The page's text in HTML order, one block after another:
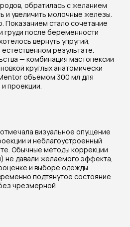
обратилась с желанием
и увеличить молочные железы.
Показанием стало сочетание
груди после беременности
вернуть упругий,
результате.
— комбинация мастопексии
круглых анатомически
объёмом 300 мл для
проекции.
визуальное опущение
и неблагоустроенный
Обычные методы коррекции
не давали желаемого эффекта,
и выборе одежды.
подтянутое состояние
чрезмерной
объём, контур
Рубцы
и ощущением